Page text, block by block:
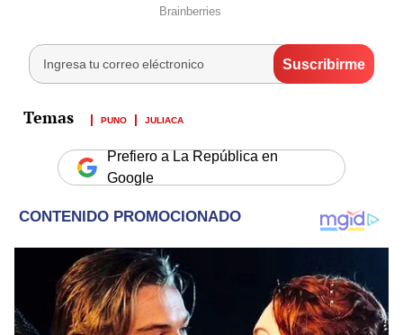
PUNO JULIACA
Prefiero a La República en
Google